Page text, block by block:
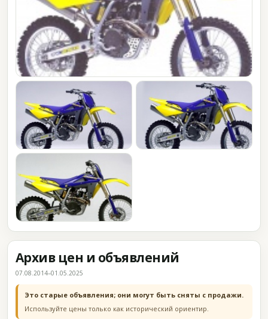
Архив цен и объявлений
07.08.2014–01.05.2025
Это старые объявления; они могут быть сняты с продажи.
Используйте цены только как исторический ориентир.